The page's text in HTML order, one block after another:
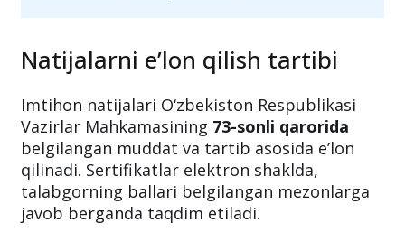
Natijalarni e’lon qilish tartibi
Imtihon natijalari O‘zbekiston Respublikasi
Vazirlar Mahkamasining 73-sonli qarorida
belgilangan muddat va tartib asosida e’lon
qilinadi. Sertifikatlar elektron shaklda,
talabgorning ballari belgilangan mezonlarga
javob berganda taqdim etiladi.